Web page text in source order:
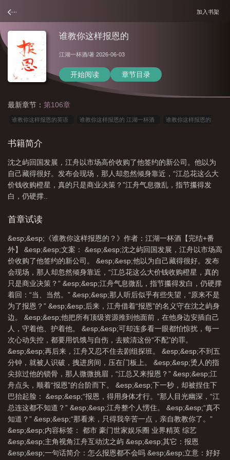
加入书架
谁教你这样报恩的
江湖一杯酒/著 2026-06-03
开始阅读 章节目录
最新章节： 第106章
谁教你这样报恩的英语 谁教你这样报恩的 江湖一杯酒 谁教你这样报恩的
读 谁教你这样报恩的?by江湖一杯酒
书籍简介
沈之屿回国发展，江舟以市场高价收购了他签约的新公司。他以为
自己藏得很好。发布会现场，那人却忽然倾身靠近，“江总花这么大
价钱收购橙星，真的只是商业决策？”江舟气息微乱，指节攥得发
白，仍硬撑..
首章试读
&esp;&esp;《谁教你这样报恩的？》作者：江湖一杯酒【完结+番
外】 &esp;&esp;文案： &esp;&esp;沈之屿回国发展，江舟以市场高
价收购了他签约的新公司。 &esp;&esp;他以为自己藏得很好。发布
会现场，那人却忽然倾身靠近，“江总花这么大价钱收购橙星，真的
只是商业决策？” &esp;&esp;江舟气息微乱，指节攥得发白，仍硬撑
着回：“当、当然。” &esp;&esp;那人听后似乎有些失望，“原来不是
为了报恩？” &esp;&esp;后来，江舟借着“报恩”的名义守在沈之屿身
边。 &esp;&esp;他把所有顶级资源推到他面前，在他身边安插自己
人，守着他、护着他。 &esp;&esp;可却连多看一眼都怕惊扰，每一
次心动失控，都要用饥饿与自伤，去赎清这份“不配”的罪。
&esp;&esp;再后来，江舟又忍不住去剧组探班。 &esp;&esp;不到五
分钟，就被人识破，拽进房间，压在门板上。 &esp;&esp;烫人的指
尖掠过他的锁骨，那人微微挑眉，“江总又来报恩？” &esp;&esp;江
舟点头，顺着“报恩”的台阶而下。 &esp;&esp;下一秒，却被捏住下
巴抬起脸： &esp;&esp;“报恩，得用身体才行。”那人目光幽深，“江
总连这都不知道？” &esp;&esp;江舟整个人愣住。 &esp;&esp;“真不
知道？” &esp;&esp;“那看来，只得我辛苦一点，亲自教教你了。”
&esp;&esp;内容标签： 都市 豪门世家娱乐圈 业界精英 综艺
&esp;&esp;主角视角江舟互动沈之屿 &esp;&esp;其它：报恩
&esp;&esp;一句话简介：怎么报恩都不会吗 &esp;&esp;立意：好好